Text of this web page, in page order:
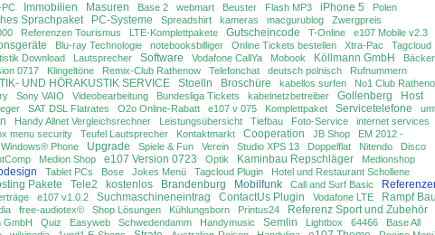
PC Immobilien Masuren Base 2 webmart Beuster Flash MP3 iPhone 5
Polen
Sprachpaket PC-Systeme Spreadshirt kameras macgurublog Zwergpreis
Referenzen Tourismus LTE-Komplettpakete Gutscheincode T-Online e107 Mobile v2.3
Blu-ray Technologie notebooksbilliger Online Tickets bestellen Xtra-Pac
Tagcloud
Download Lautsprecher Software Vodafone CallYa Mobook Köllmann GmbH
0717 Klingeltöne Remix-Club Rathenow Telefonchat deutsch polnisch Rufnummern
UND HÖRAKUSTIK SERVICE Stoelln Broschüre kabellos surfen No1 Club
Sony VAIO Videobearbeitung Bundesliga Tickets kabelnetzbetreiber Gollenberg
Host
SAT DSL Flatrates O2o Online-Rabatt e107 v 075 Komplettpaket Servicetelefone
Handy Allnet Vergleichsrechner Leistungsübersicht Tiefbau Foto-Service internet services
menu security Teufel Lautsprecher Kontaktmarkt Cooperation JB Shop
EM 2012 -
Windows® Phone Upgrade Spiele & Fun Verein Studio XPS 13 Doppelflat Nitendo
Disco
Medion Shop e107 Version 0723 Optik Kaminbau Repschläger Medionshop
Tablet PCs Bose Jokes Menü Tagcloud Plugin
Hotel und Restaurant Schollene
Pakete Tele2 kostenlos Brandenburg Mobilfunk Call and Surf Basic
e107 v1.0.2 Suchmaschineneintrag ContactUs Plugin Vodafone LTE
Rampf Bau
free-audiotex© Shop Lösungen Kühlungsborn Printus24 Referenz Sport und Zubehör
GmbH Quiz Easyweb Schwedendamm Handymusic Semlin Lightbox 64466 Base All